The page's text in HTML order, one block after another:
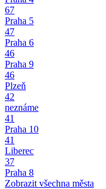
67
Praha 5
47
Praha 6
46
Praha 9
46
Plzeň
42
neznáme
41
Praha 10
41
Liberec
37
Praha 8
Zobrazit všechna města